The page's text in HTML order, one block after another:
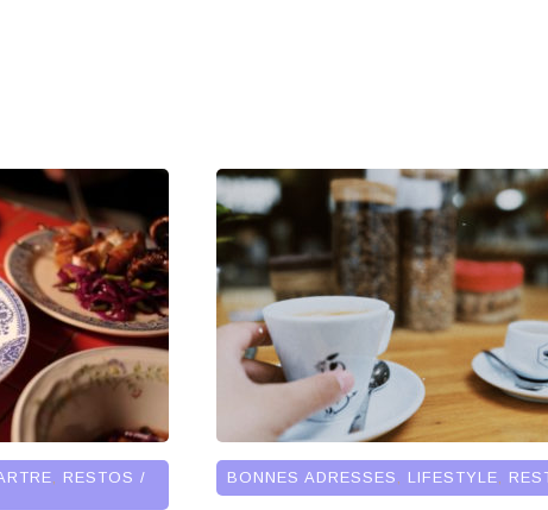
RESTOS /
BONNES ADRESSES LIFESTYLE